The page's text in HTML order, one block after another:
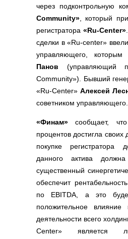
через подконтрольную
Community» , который
регистратора«Ru-Center»
сделки в «Ru-center»
управляющего, которым
Панов (управляющий
Community»). Бывший
«Ru-Сenter» Алексей
советником управляющего.
«Финам» сообщает,
процентов достигла своих
покупке регистратора
данного актива
существенный
обеспечит
по EBITDA, а это
положительное влияние
деятельности всего
Center» является